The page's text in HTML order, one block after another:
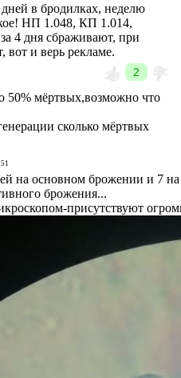
в бродилках, неделю
НП 1.048, КП 1.014,
4 дня сбраживают, при
вот и верь рекламе.
2
50% мёртвых,возможно что
сколько мёртвых
на основном брожении и 7 на
брожения...
присутствуют